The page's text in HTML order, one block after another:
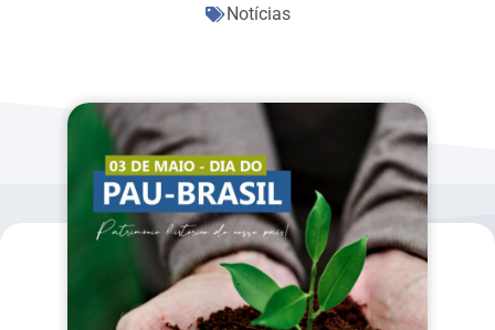
Notícias